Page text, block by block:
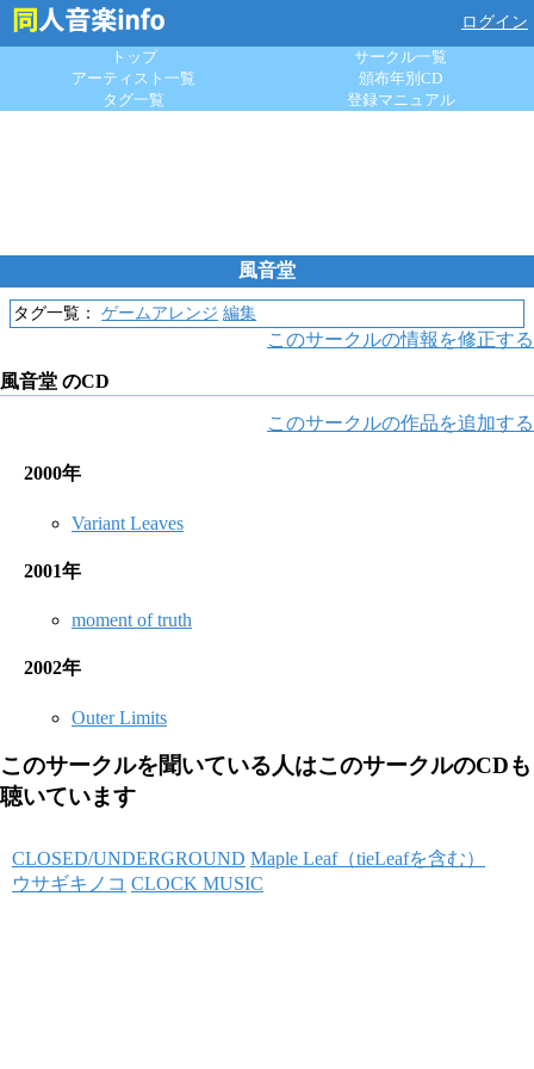
ログイン
トップ
サークル一覧
アーティスト一覧
頒布年別CD
タグ一覧
登録マニュアル
風音堂
タグ一覧： ゲームアレンジ 編集
このサークルの情報を修正する
風音堂 のCD
このサークルの作品を追加する
2000年
Variant Leaves
2001年
moment of truth
2002年
Outer Limits
このサークルを聞いている人はこのサークルのCDも
聴いています
CLOSED/UNDERGROUND Maple Leaf（tieLeafを含む）
ウサギキノコ CLOCK MUSIC